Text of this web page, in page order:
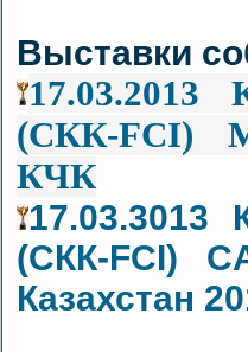
Выставки
17.03.2013
(СКК-FCI)
КЧК
17.03.3013
(СКК-FCI)
Казахстан